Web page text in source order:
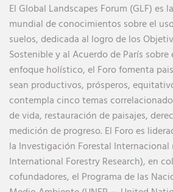
El Global Landscapes Forum (GLF) es
mundial de conocimientos sobre el
suelos, dedicada al logro de los
Sostenible y al Acuerdo de París
enfoque holístico, el Foro fomenta
sean productivos, prósperos,
contempla cinco temas
de vida, restauración de paisajes,
medición de progreso. El Foro es
la Investigación Forestal Internacional
International Forestry Research), en
cofundadores, el Programa de las